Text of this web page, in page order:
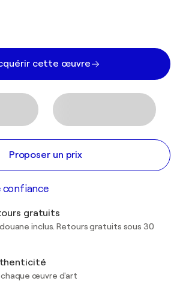
cette œuvre
Proposer un prix
confiance
gratuits
inclus. Retours gratuits sous 30
œuvre d'art